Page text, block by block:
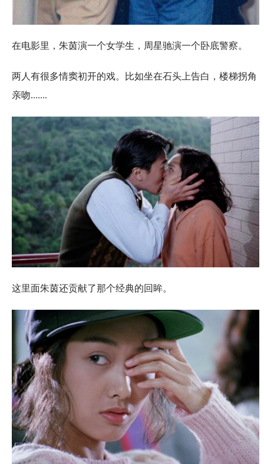
在电影里，朱茵演一个女学生，周星驰演一个卧底警察。
两人有很多情窦初开的戏。比如坐在石头上告白，楼梯拐角
亲吻.......
这里面朱茵还贡献了那个经典的回眸。